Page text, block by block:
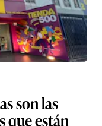
son las
que están